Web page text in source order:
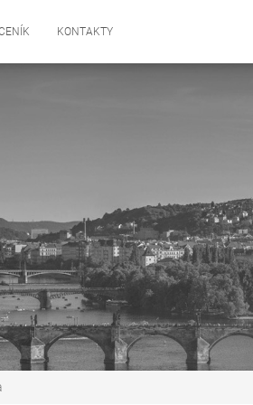
KONTAKTY